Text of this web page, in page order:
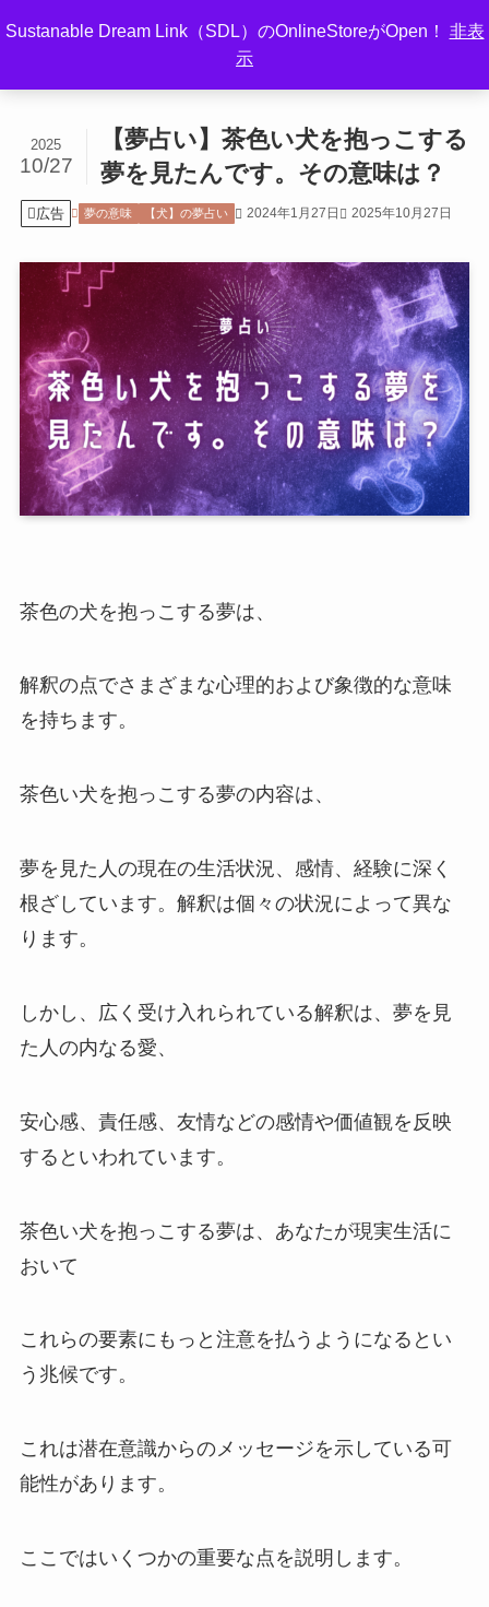
Sustanable Dream Link（SDL）のOnlineStoreがOpen！ 非表
示
【夢占い】茶色い犬を抱っこする
夢を見たんです。その意味は？
2025
10/27
広告 夢の意味 【犬】の夢占い 2024年1月27日 2025年10月27日
茶色の犬を抱っこする夢は、
解釈の点でさまざまな心理的および象徴的な意味
を持ちます。
茶色い犬を抱っこする夢の内容は、
夢を見た人の現在の生活状況、感情、経験に深く
根ざしています。解釈は個々の状況によって異な
ります。
しかし、広く受け入れられている解釈は、夢を見
た人の内なる愛、
安心感、責任感、友情などの感情や価値観を反映
するといわれています。
茶色い犬を抱っこする夢は、あなたが現実生活に
おいて
これらの要素にもっと注意を払うようになるとい
う兆候です。
これは潜在意識からのメッセージを示している可
能性があります。
ここではいくつかの重要な点を説明します。